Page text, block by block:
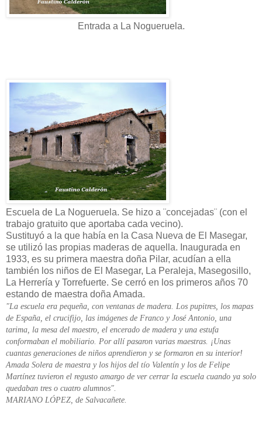
Entrada a La Nogueruela.
Escuela de La Nogueruela. Se hizo a ¨concejadas¨ (con el
trabajo gratuito que aportaba cada vecino).
Sustituyó a la que había en la Casa Nueva de El Masegar,
se utilizó las propias maderas de aquella. Inaugurada en
1933, es su primera maestra doña Pilar, acudían a ella
también los niños de El Masegar, La Peraleja, Masegosillo,
La Herrería y Torrefuerte. Se cerró en los primeros años 70
estando de maestra doña Amada.
"La escuela era pequeña, con ventanas de madera. Los pupitres, los mapas
de España, el crucifijo, las imágenes de Franco y José Antonio, una
tarima, la mesa del maestro, el encerado de madera y una estufa
conformaban el mobiliario. Por allí pasaron varias maestras. ¡Unas
cuantas generaciones de niños aprendieron y se formaron en su interior!
Amada Solera de maestra y los hijos del tío Valentín y los de Felipe
Martínez tuvieron el regusto amargo de ver cerrar la escuela cuando ya solo
quedaban tres o cuatro alumnos".
MARIANO LÓPEZ, de Salvacañete.